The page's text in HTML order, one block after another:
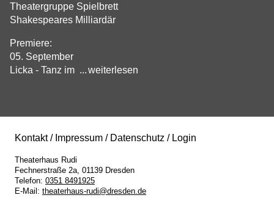
Theatergruppe Spielbrett
Shakespeares Milliardär
Premiere:
05. September
Licka - Tanz im
weiterlesen
Kontakt Impressum Datenschutz Login
Theaterhaus Rudi
Fechnerstraße 2a 01139 Dresden
Telefon: 0351 8491925
E-Mail: theaterhaus-rudi@dresden.de